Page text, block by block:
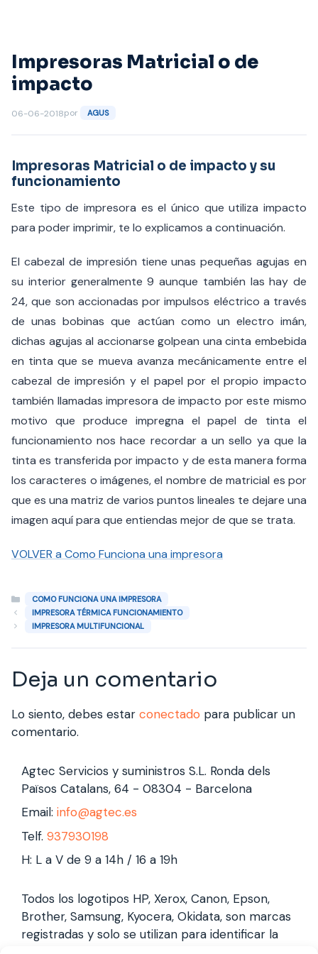
Impresoras Matricial o de
impacto
06-06-2018por AGUS
Impresoras Matricial o de impacto y su
funcionamiento
Este tipo de impresora es el único que utiliza impacto
para poder imprimir, te lo explicamos a continuación.
El cabezal de impresión tiene unas pequeñas agujas en
su interior generalmente 9 aunque también las hay de
24, que son accionadas por impulsos eléctrico a través
de unas bobinas que actúan como un electro imán,
dichas agujas al accionarse golpean una cinta embebida
en tinta que se mueva avanza mecánicamente entre el
cabezal de impresión y el papel por el propio impacto
también llamadas impresora de impacto por este mismo
motivo que produce impregna el papel de tinta el
funcionamiento nos hace recordar a un sello ya que la
tinta es transferida por impacto y de esta manera forma
los caracteres o imágenes, el nombre de matricial es por
que es una matriz de varios puntos lineales te dejare una
imagen aquí para que entiendas mejor de que se trata.
VOLVER a Como Funciona una impresora
Categorías
COMO FUNCIONA UNA IMPRESORA
IMPRESORA TÉRMICA FUNCIONAMIENTO
IMPRESORA MULTIFUNCIONAL
Deja un comentario
Lo siento, debes estar conectado para publicar un
comentario.
Agtec Servicios y suministros S.L. Ronda dels
Països Catalans, 64 - 08304 - Barcelona
Email: info@agtec.es
Telf. 937930198
H: L a V de 9 a 14h / 16 a 19h
Todos los logotipos HP, Xerox, Canon, Epson,
Brother, Samsung, Kyocera, Okidata, son marcas
registradas y solo se utilizan para identificar la